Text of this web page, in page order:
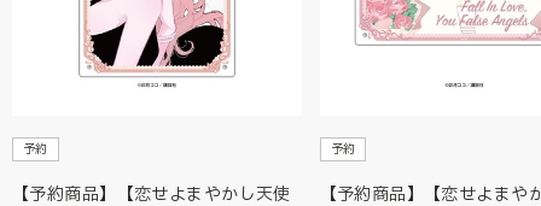
予約
【予約商品】【恋せよまやかし天使
予約
【予約商品】【恋せよまや